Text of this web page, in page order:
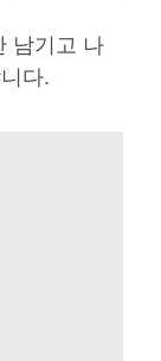
남기고 나
다.